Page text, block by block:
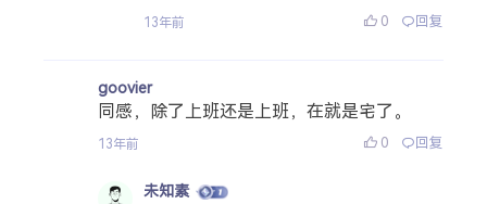
13年前 0 回复
goovier
同感，除了上班还是上班，在就是宅了。
13年前 0 回复
未知素